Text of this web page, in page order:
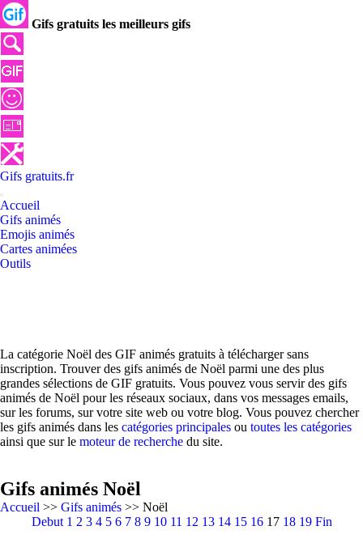
Gifs gratuits les meilleurs gifs
Gifs gratuits.fr
Accueil
Gifs animés
Emojis animés
Cartes animées
Outils
La catégorie Noël des GIF animés gratuits à télécharger sans
inscription. Trouver des gifs animés de Noël parmi une des plus
grandes sélections de GIF gratuits. Vous pouvez vous servir des gifs
animés de Noël pour les réseaux sociaux, dans vos messages emails,
sur les forums, sur votre site web ou votre blog. Vous pouvez chercher
les gifs animés dans les catégories principales ou toutes les catégories
ainsi que sur le moteur de recherche du site.
Gifs animés Noël
Accueil >> Gifs animés >> Noël
Debut 1 2 3 4 5 6 7 8 9 10 11 12 13 14 15 16 17 18 19 Fin